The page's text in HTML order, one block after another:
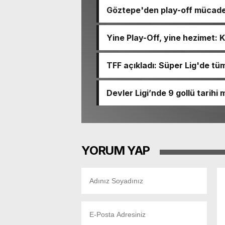
Göztepe'den play-off
90-92 devirdi
Yine Play-Off, yine hezimet:
TFF açıkladı: Süper Lig'de
Devler Ligi’nde 9 gollü tarihi
YORUM YAP